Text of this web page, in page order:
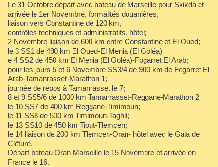
Le 31 Octobre départ avec bateau de Marseille pour Skikda et
arrivée le 1er Novembre, formalités douanières,
liaison vers Constantine de 120 km,
contrôles techniques et administratifs, hôtel;
2 Novembre liaison de 600 km entre Constantine et El Oued;
le 3 SS1 de 490 km El Oued-El Menia (El Goléa);
e 4 SS2 de 450 km El Menia (El Goléa)-Fogarret El Arab;
pour les jours 5 et 6 Novembre SS3/4 de 900 km de Fogarret El
Arab-Tamanrasset-Marathon 1;
journée de repos à Tamanrasset le 7;
8 et 9 SS5/6 de 1000 km Tamanrasset-Reggane-Marathon 2;
le 10 SS7 de 400 km Reggane-Timimoun;
le 11 SS8 de 500 km Timimoun-Taghit;
le 13 SS10 de 450 km Tiout-Tlemcen;
le 14 liaison de 200 km Tlemcen-Oran- hôtel avec le Gala de
Clôture.
Départ bateau Oran-Marseille le 15 Novembre et arrivée en
France le 16.